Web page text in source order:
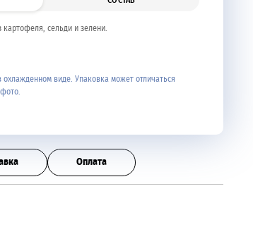
сельди и зелени.
охлажденном виде. Упаковка может отличаться
Оплата